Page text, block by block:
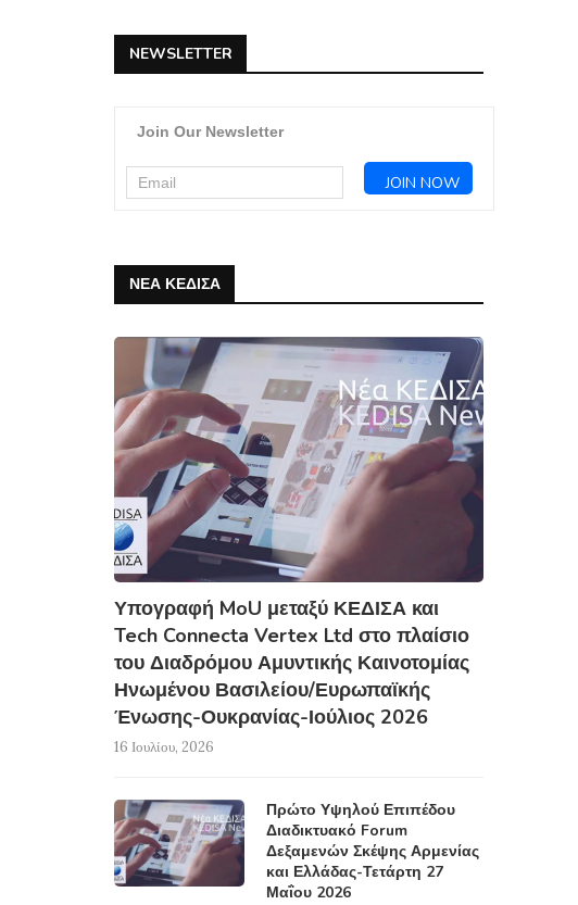
NEWSLETTER
Join Our Newsletter
ΝΕΑ ΚΕΔΙΣΑ
Υπογραφή MoU μεταξύ ΚΕΔΙΣΑ και
Tech Connecta Vertex Ltd στο πλαίσιο
του Διαδρόμου Αμυντικής Καινοτομίας
Ηνωμένου Βασιλείου/Ευρωπαϊκής
Ένωσης-Ουκρανίας-Ιούλιος 2026
16 Ιουλίου, 2026
Πρώτο Υψηλού Επιπέδου
Διαδικτυακό Forum
Δεξαμενών Σκέψης Αρμενίας
και Ελλάδας-Τετάρτη 27
Μαΐου 2026